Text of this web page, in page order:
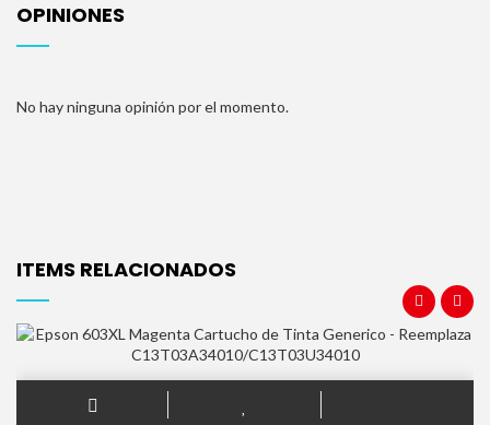
OPINIONES
No hay ninguna opinión por el momento.
ITEMS RELACIONADOS